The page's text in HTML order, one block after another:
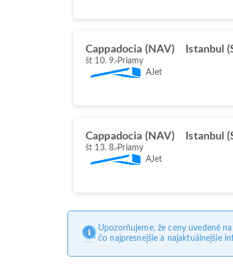
Cappadocia (NAV) Istanbul
št 10. 9. Priamy
AJet
Cappadocia (NAV) Istanbul
št 13. 8. Priamy
AJet
Upozorňujeme, že ceny uvedené
čo najpresnejšie a najaktuálnejšie